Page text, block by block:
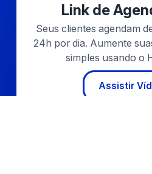
Link de
Seus clientes agendam
24h por dia. Aumente
simples usando o
Assistir